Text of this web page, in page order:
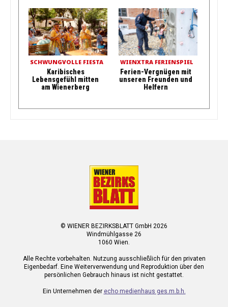
SCHWUNGVOLLE FIESTA
Karibisches
Lebensgefühl mitten
am Wienerberg
WIENXTRA FERIENSPIEL
Ferien-Vergnügen mit
unseren Freunden und
Helfern
© WIENER BEZIRKSBLATT GmbH 2026
Windmühlgasse 26
1060 Wien.
Alle Rechte vorbehalten. Nutzung ausschließlich für den privaten
Eigenbedarf. Eine Weiterverwendung und Reproduktion über den
persönlichen Gebrauch hinaus ist nicht gestattet.
Ein Unternehmen der echo medienhaus ges.m.b.h.